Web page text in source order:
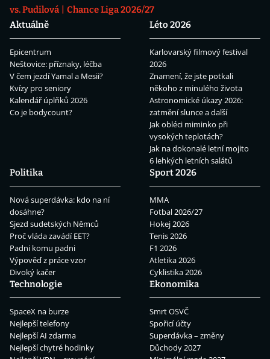
vs. Pudilová
Chance Liga 2026/27
Aktuálně
Epicentrum
Neštovice: příznaky, léčba
V čem jezdí Yamal a Mesii?
Kvízy pro seniory
Kalendář úplňků 2026
Co je bodycount?
Léto 2026
Karlovarský filmový festival
2026
Znamení, že jste potkali
někoho z minulého života
Astronomické úkazy 2026:
zatmění slunce a další
Jak obléci miminko při
vysokých teplotách?
Jak na dokonalé letní mojito
6 lehkých letních salátů
Politika
Nová superdávka: kdo na ní
dosáhne?
Sjezd sudetských Němců
Proč vláda zavádí EET?
Padni komu padni
Výpověď z práce vzor
Divoký kačer
Sport 2026
MMA
Fotbal 2026/27
Hokej 2026
Tenis 2026
F1 2026
Atletika 2026
Cyklistika 2026
Technologie
SpaceX na burze
Nejlepší telefony
Nejlepší AI zdarma
Nejlepší chytré hodinky
Ekonomika
Smrt OSVČ
Spořicí účty
Superdávka – změny
Důchody 2027